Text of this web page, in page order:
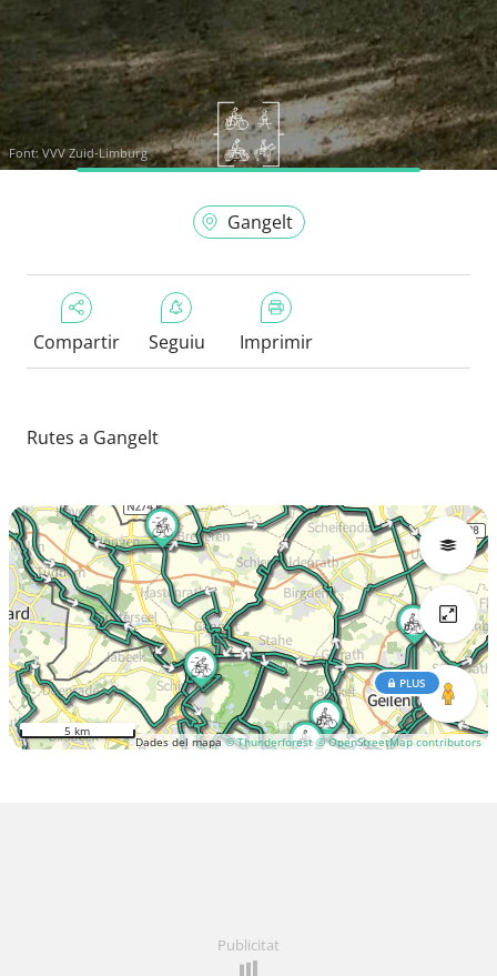
Font:VVV Zuid-Limburg
Gangelt
Compartir Seguiu Imprimir
Rutes a Gangelt
Dades del mapa© Thunderforest © OpenStreetMap contributors
PLUS
5 km
Publicitat